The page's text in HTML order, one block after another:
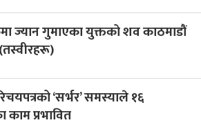
ज्यान गुमाएका युक्तको शव काठमाडौं
‘सर्भर’ समस्याले १६
काम प्रभावित